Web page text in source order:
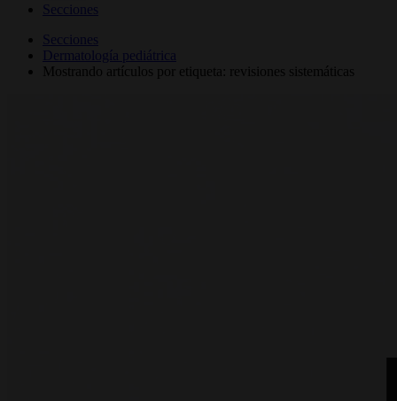
Secciones
Secciones
Dermatología pediátrica
Mostrando artículos por etiqueta: revisiones sistemáticas